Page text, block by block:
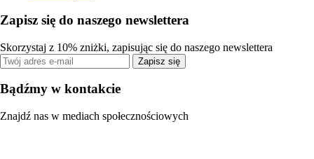
Zapisz się do naszego newslettera
Skorzystaj z 10% zniżki, zapisując się do naszego newslettera
Zapisz się
Bądźmy w kontakcie
Znajdź nas w mediach społecznościowych